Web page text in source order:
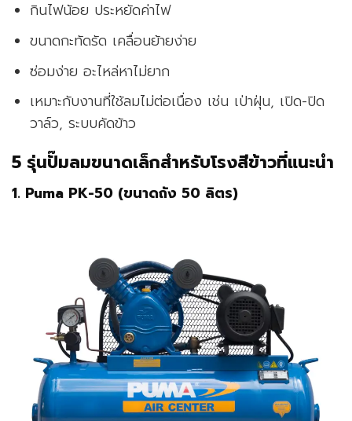
กินไฟน้อย ประหยัดค่าไฟ
ขนาดกะทัดรัด เคลื่อนย้ายง่าย
ซ่อมง่าย อะไหล่หาไม่ยาก
เหมาะกับงานที่ใช้ลมไม่ต่อเนื่อง เช่น เป่าฝุ่น, เปิด-ปิด
วาล์ว, ระบบคัดข้าว
5 รุ่นปั๊มลมขนาดเล็กสำหรับโรงสีข้าวที่แนะนำ
1. Puma PK-50 (ขนาดถัง 50 ลิตร)